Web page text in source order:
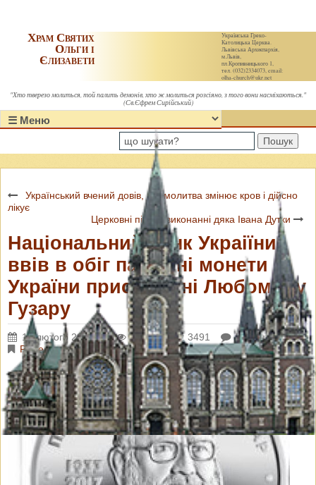
Українська Греко-
Католицька Церква.
Львівська Архиєпархія,
м.Львів,
пл.Кропивницького 1,
тел. (032)2334073, email:
olha-church@ukr.net
Храм Святих
Ольги і
Єлизавети
"Хто тверезо молиться, той палить демонів, хто ж молиться розсіяно, з того вони насміхаються."
(Св.Єфрем Сирійський)
Пошук
Український вчений довів, що молитва змінює кров і дійсно
лікує
Церковні пісні у виконанні дяка Івана Дутки
Національний банк Украіїни
ввів в обіг пам'ятні монети
України присв'ячені Любомиру
Гузару
15 лютого 2018 р. Переглядів: 3491
Коментарі: 0
Різне